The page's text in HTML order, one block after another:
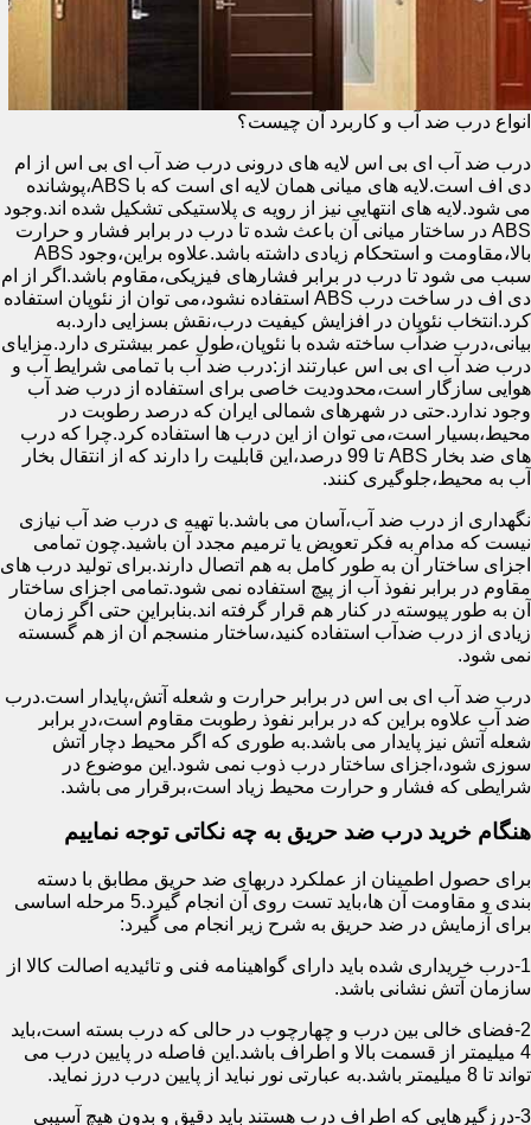
انواع درب ضد آب و کاربرد آن چیست؟
درب ضد آب ای بی اس لایه های درونی درب ضد آب ای بی اس از ام
دی اف است.لایه های میانی همان لایه ای است که با ABS،پوشانده
می شود.لایه های انتهایی نیز از رویه ی پلاستیکی تشکیل شده اند.وجود
ABS در ساختار میانی آن باعث شده تا درب در برابر فشار و حرارت
بالا،مقاومت و استحکام زیادی داشته باشد.علاوه براین،وجود ABS
سبب می شود تا درب در برابر فشارهای فیزیکی،مقاوم باشد.اگر از ام
دی اف در ساخت درب ABS استفاده نشود،می توان از نئوپان استفاده
کرد.انتخاب نئوپان در افزایش کیفیت درب،نقش بسزایی دارد.به
بیانی،درب ضدآب ساخته شده با نئوپان،طول عمر بیشتری دارد.مزایای
درب ضد آب ای بی اس عبارتند از:درب ضد آب با تمامی شرایط آب و
هوایی سازگار است،محدودیت خاصی برای استفاده از درب ضد آب
وجود ندارد.حتی در شهرهای شمالی ایران که درصد رطوبت در
محیط،بسیار است،می توان از این درب ها استفاده کرد.چرا که درب
های ضد بخار ABS تا 99 درصد،این قابلیت را دارند که از انتقال بخار
آب به محیط،جلوگیری کنند.
نگهداری از درب ضد آب،آسان می باشد.با تهیه ی درب ضد آب نیازی
نیست که مدام به فکر تعویض یا ترمیم مجدد آن باشید.چون تمامی
اجزای ساختار آن به طور کامل به هم اتصال دارند.برای تولید درب های
مقاوم در برابر نفوذ آب از پیچ استفاده نمی شود.تمامی اجزای ساختار
آن به طور پیوسته در کنار هم قرار گرفته اند.بنابراین حتی اگر زمان
زیادی از درب ضدآب استفاده کنید،ساختار منسجم آن از هم گسسته
نمی شود.
درب ضد آب ای بی اس در برابر حرارت و شعله آتش،پایدار است.درب
ضد آب علاوه براین که در برابر نفوذ رطوبت مقاوم است،در برابر
شعله آتش نیز پایدار می باشد.به طوری که اگر محیط دچار آتش
سوزی شود،اجزای ساختار درب ذوب نمی شود.این موضوع در
شرایطی که فشار و حرارت محیط زیاد است،برقرار می باشد.
هنگام خرید درب ضد حریق به چه نکاتی توجه نماییم
برای حصول اطمینان از عملکرد دربهای ضد حریق مطابق با دسته
بندی و مقاومت آن ها،باید تست روی آن انجام گیرد.5 مرحله اساسی
برای آزمایش در ضد حریق به شرح زیر انجام می گیرد:
1-درب خریداری شده باید دارای گواهینامه فنی و تائیدیه اصالت کالا از
سازمان آتش نشانی باشد.
2-فضای خالی بین درب و چهارچوب در حالی که درب بسته است،باید
4 میلیمتر از قسمت بالا و اطراف باشد.این فاصله در پایین درب می
تواند تا 8 میلیمتر باشد.به عبارتی نور نباید از پایین درب درز نماید.
3-درزگیرهایی که اطراف درب هستند باید دقیق و بدون هیچ آسیبی